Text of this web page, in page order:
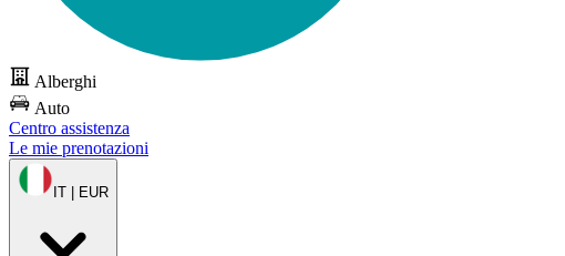
Alberghi
Auto
Centro assistenza
Le mie prenotazioni
IT | EUR